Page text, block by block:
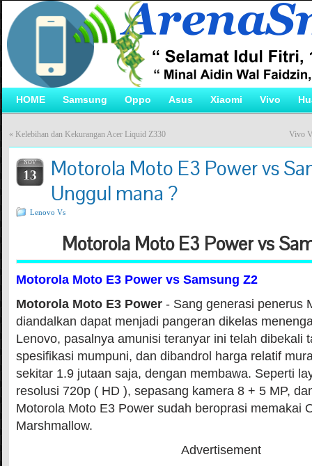
HOME Samsung Oppo Asus Xiaomi Vivo
« Kelebihan dan Kekurangan Acer Liquid Z330 Vivo
NOV
13
Motorola Moto E3 Power vs
Unggul mana ?
Lenovo Vs
Motorola Moto E3 Power vs
Motorola Moto E3 Power vs Samsung Z2
Motorola Moto E3 Power- Sang generasi penerus
diandalkan dapat menjadi pangeran dikelas
Lenovo, pasalnya amunisi teranyar ini telah dibekali
spesifikasi mumpuni, dan dibandrol harga relatif
sekitar 1.9 jutaan saja, dengan membawa. Seperti
resolusi 720p ( HD ), sepasang kamera 8 + 5 MP,
Motorola Moto E3 Power sudah beroprasi memakai
Marshmallow.
Advertisement